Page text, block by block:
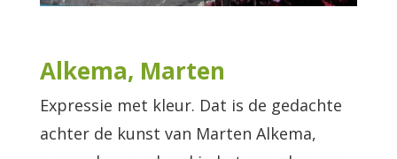
Alkema, Marten
Expressie met kleur. Dat is de gedachte
achter de kunst van Marten Alkema,